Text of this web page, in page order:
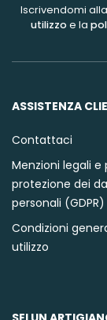
Iscrivendomi
utilizzoe la
ASSISTENZA
Contattaci
Menzioni legali e
protezione dei
personali (GDPR)
Condizioni
utilizzo